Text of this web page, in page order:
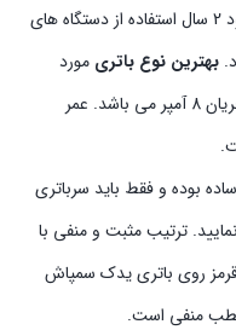
عمر محدود آنها، تعویض باتری پس از حدود 2 سال استفاده از دستگاه های
بهترین نوع باتری مورد
استفاده، باتری با ولتاژ 12 ولت و خروجی جریان 8 آمپر می باشد. عمر
بوده و فقط باید سرباتری
ترتیب مثبت و منفی با
روی باتری یدک سمپاش
منفی است.